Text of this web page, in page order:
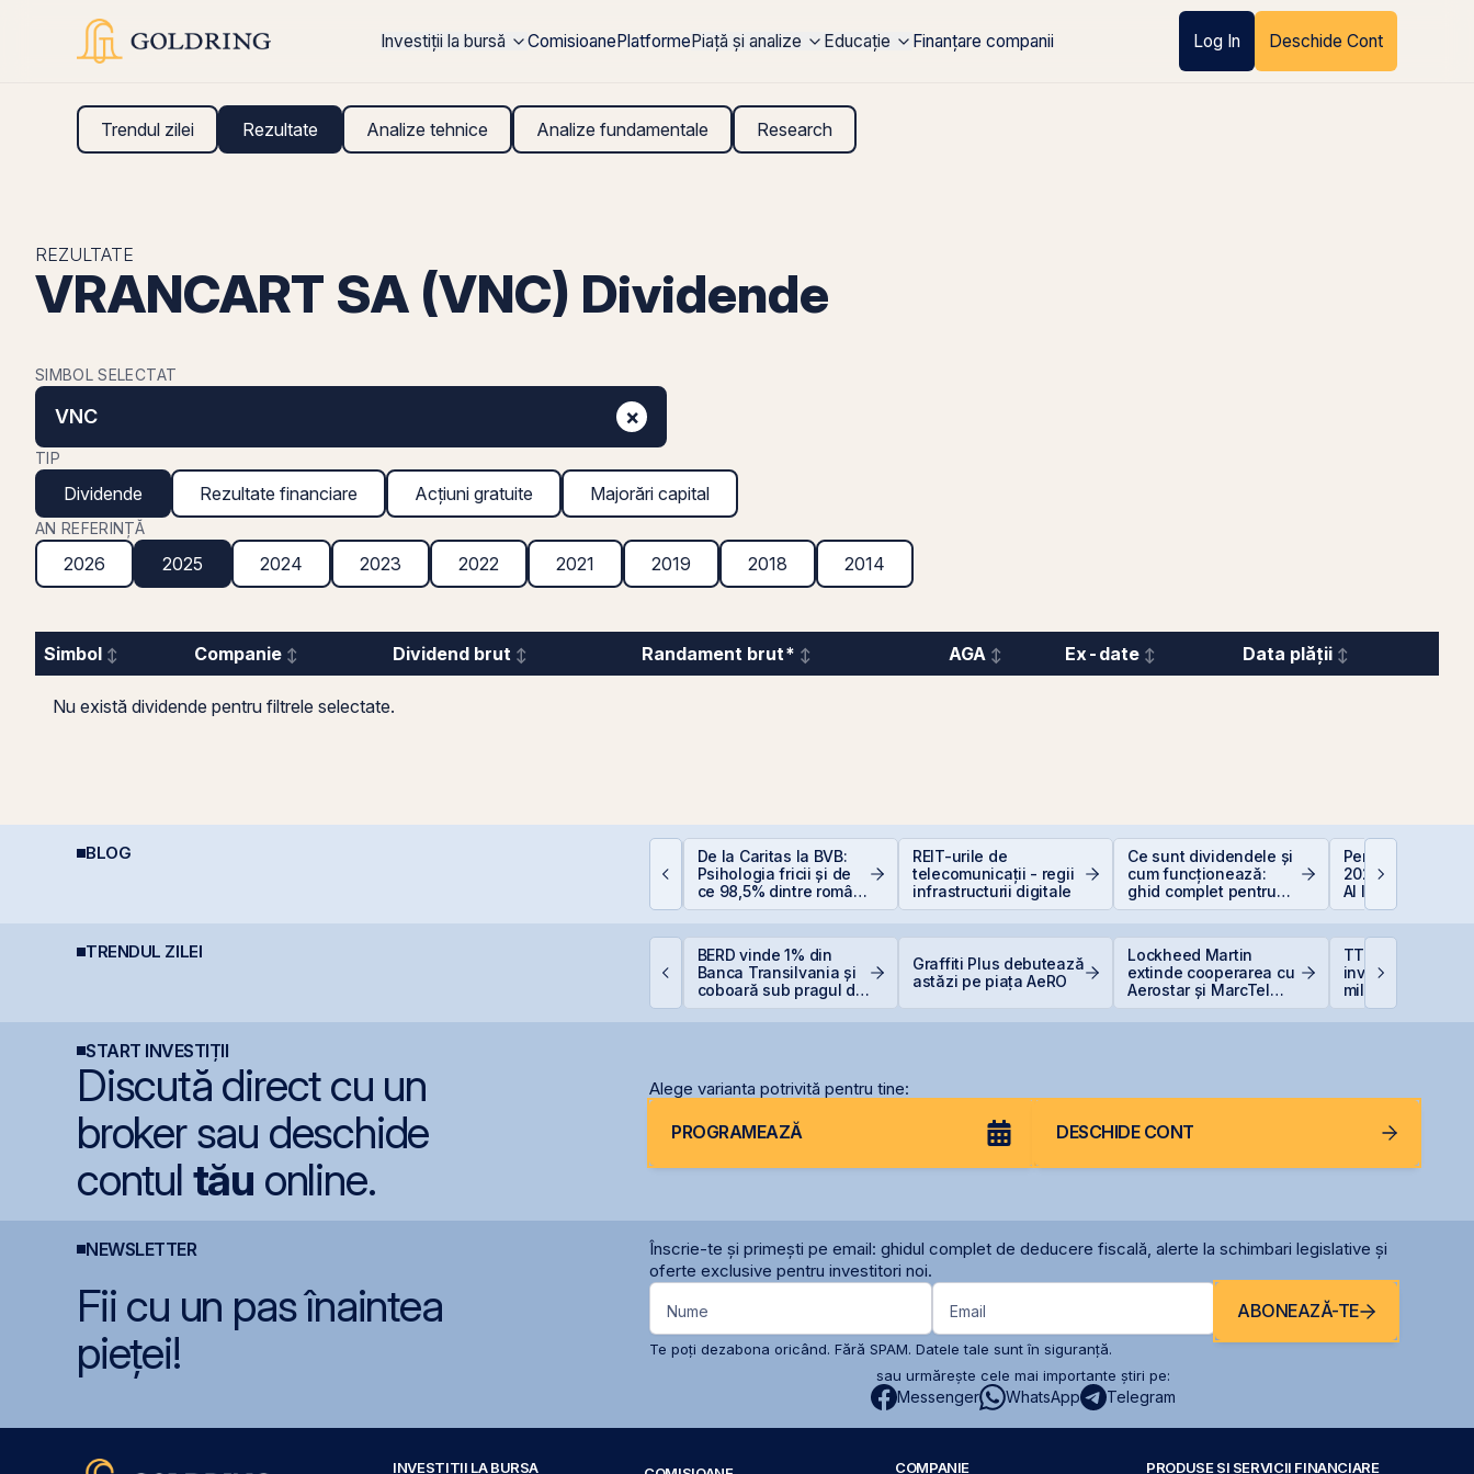
Investiții la bursă ComisioanePlatformePiață și analize Educație Finanțare companii Log In Deschide Cont
Trendul zilei Rezultate Analize tehnice Analize fundamentale Research
REZULTATE
VRANCART SA (VNC) Dividende
SIMBOL SELECTAT
VNC ×
TIP
Dividende Rezultate financiare Acțiuni gratuite Majorări capital
AN REFERINȚĂ
2026 2025 2024 2023 2022 2021 2019 2018 2014
Simbol Companie Dividend brut Randament brut* AGA Ex-date Data plății
Nu există dividende pentru filtrele selectate.
BLOG
Deducere 400 EUR
De la Caritas la BVB:
Psihologia fricii și de
ce 98,5% dintre români
evită investițiile la
REIT-urile de
telecomunicații - regii
infrastructurii digitale
Ce sunt dividendele și
cum funcționează:
ghid complet pentru
investitori în acțiuni
Perspective
2026: De la
AI la Noua
Economică
TRENDUL ZILEI
BET atinge un nou
BERD vinde 1% din
Banca Transilvania și
coboară sub pragul de
Graffiti Plus debutează
astăzi pe piața AeRO
Lockheed Martin
extinde cooperarea cu
Aerostar și MarcTel
TTS finalizează
investiția de 23
milioane euro în
terminalul
START INVESTIȚII
Discută direct cu un
broker sau deschide
contul tău online.
Alege varianta potrivită pentru tine:
PROGRAMEAZĂ DESCHIDE CONT
NEWSLETTER
Înscrie-te și primești pe email: ghidul complet de deducere fiscală, alerte la schimbari legislative și
oferte exclusive pentru investitori noi.
Fii cu un pas înaintea
pieței!
Nume Email ABONEAZĂ-TE
Te poți dezabona oricând. Fără SPAM. Datele tale sunt în siguranță.
sau urmărește cele mai importante știri pe:
Messenger WhatsApp Telegram
INVESTIȚII LA BURSA COMPANIE PRODUSE ȘI SERVICII FINANCIARE